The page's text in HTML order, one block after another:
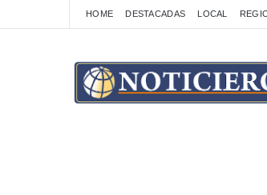
HOME DESTACADAS LOCAL